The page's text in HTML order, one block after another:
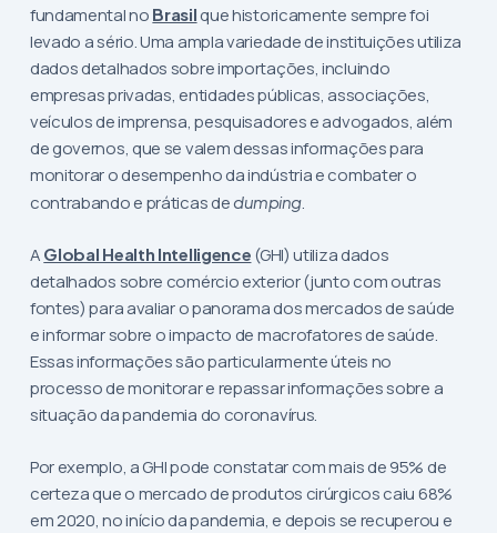
fundamental no Brasil que historicamente sempre foi
levado a sério. Uma ampla variedade de instituições utiliza
dados detalhados sobre importações, incluindo
empresas privadas, entidades públicas, associações,
veículos de imprensa, pesquisadores e advogados, além
de governos, que se valem dessas informações para
monitorar o desempenho da indústria e combater o
contrabando e práticas dedumping.
A Global Health Intelligence (GHI) utiliza dados
detalhados sobre comércio exterior (junto com outras
fontes) para avaliar o panorama dos mercados de saúde
e informar sobre o impacto de macrofatores de saúde.
Essas informações são particularmente úteis no
processo de monitorar e repassar informações sobre a
situação da pandemia do coronavírus.
Por exemplo, a GHI pode constatar com mais de 95% de
certeza que o mercado de produtos cirúrgicos caiu 68%
em 2020, no início da pandemia, e depois se recuperou e